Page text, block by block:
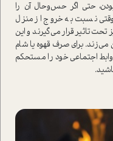
حتی اگر حس‌و‌حال آن را
وقتی نسبت به خروج از منزل
قرار می‌گیرند و این
برای صرف قهوه یا شام
اجتماعی خود را مستحکم